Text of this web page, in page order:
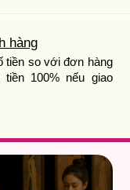
hàng
tiền so với đơn hàng
100% nếu giao